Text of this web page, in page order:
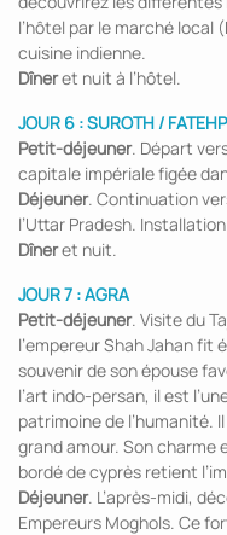
l’hôtel par le marché
cuisine indienne.
Dîneret nuit à l’hôtel.
JOUR 6 : SUROTH /
Petit-déjeuner. Départ
capitale impériale figée
Déjeuner. Continuation
l’Uttar Pradesh.
Dîneret nuit.
JOUR 7 : AGRA
Petit-déjeuner. Visite du
l’empereur Shah Jahan fit
souvenir de son épouse
l’art indo-persan, il est
patrimoine de l’humanité.
grand amour. Son charme
bordé de cyprès retient
Déjeuner. L’après-midi,
Empereurs Moghols. Ce